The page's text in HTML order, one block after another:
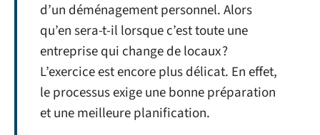
d’un déménagement personnel. Alors
qu’en sera-t-il lorsque c’est toute une
entreprise qui change de locaux ?
L’exercice est encore plus délicat. En effet,
le processus exige une bonne préparation
et une meilleure planification.